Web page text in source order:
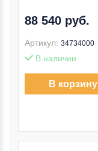
88 540 руб.
Артикул: 34734000
В наличии
В корзину